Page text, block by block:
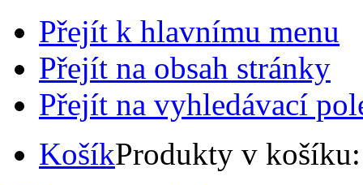
Přejít k hlavnímu menu
Přejít na obsah stránky
Přejít na vyhledávací
KošíkProdukty v